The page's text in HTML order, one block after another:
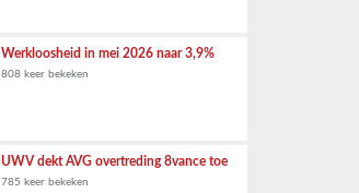
Werkloosheid in mei 2026 naar 3,9%
808 keer bekeken
UWV dekt AVG overtreding 8vance toe
785 keer bekeken